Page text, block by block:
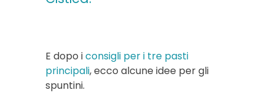
E dopo iconsigli per i tre pasti
principali, ecco alcune idee per gli
spuntini.